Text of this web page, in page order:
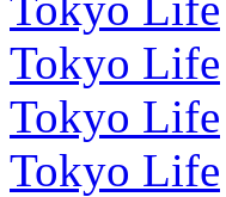
Tokyo Life
Tokyo Life
Tokyo Life